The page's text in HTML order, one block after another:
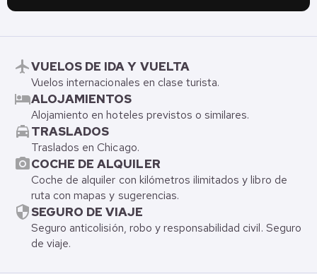
flightVUELOS DE IDA Y VUELTA
Vuelos internacionales en clase turista.
hotelALOJAMIENTOS
Alojamiento en hoteles previstos o similares.
local_taxiTRASLADOS
Traslados en Chicago.
photo_cameraCOCHE DE ALQUILER
Coche de alquiler con kilómetros ilimitados y libro de
ruta con mapas y sugerencias.
securitySEGURO DE VIAJE
Seguro anticolisión, robo y responsabilidad civil. Seguro
de viaje.